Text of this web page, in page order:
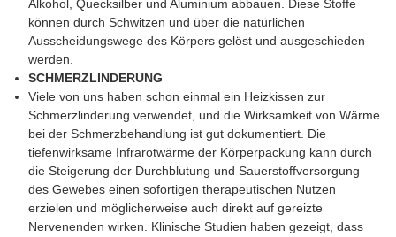
Alkohol, Quecksilber und Aluminium abbauen. Diese Stoffe
können durch Schwitzen und über die natürlichen
Ausscheidungswege des Körpers gelöst und ausgeschieden
werden.
SCHMERZLINDERUNG
Viele von uns haben schon einmal ein Heizkissen zur
Schmerzlinderung verwendet, und die Wirksamkeit von Wärme
bei der Schmerzbehandlung ist gut dokumentiert. Die
tiefenwirksame Infrarotwärme der Körperpackung kann durch
die Steigerung der Durchblutung und Sauerstoffversorgung
des Gewebes einen sofortigen therapeutischen Nutzen
erzielen und möglicherweise auch direkt auf gereizte
Nervenenden wirken. Klinische Studien haben gezeigt, dass